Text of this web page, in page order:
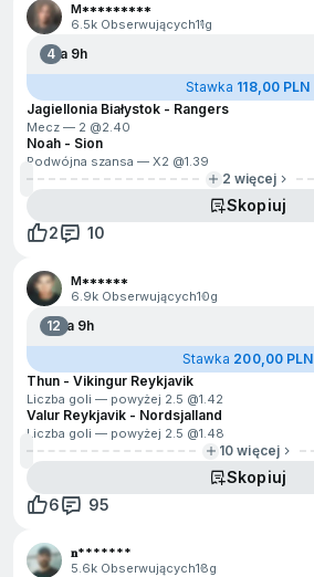
M*********
6.5k Obserwujących11g
4Za 9h
Stawka 118,00 PLN
Jagiellonia Białystok - Rangers
Mecz — 2 @2.40
Noah - Sion
Podwójna szansa — X2 @1.39
2 więcej
Skopiuj
2
10
M******
6.9k Obserwujących10g
12Za 9h
Stawka 200,00 PLN
Thun - Vikingur Reykjavik
Liczba goli — powyżej 2.5 @1.42
Valur Reykjavik - Nordsjalland
Liczba goli — powyżej 2.5 @1.48
10 więcej
Skopiuj
6
95
𝐧*******
5.6k Obserwujących18g